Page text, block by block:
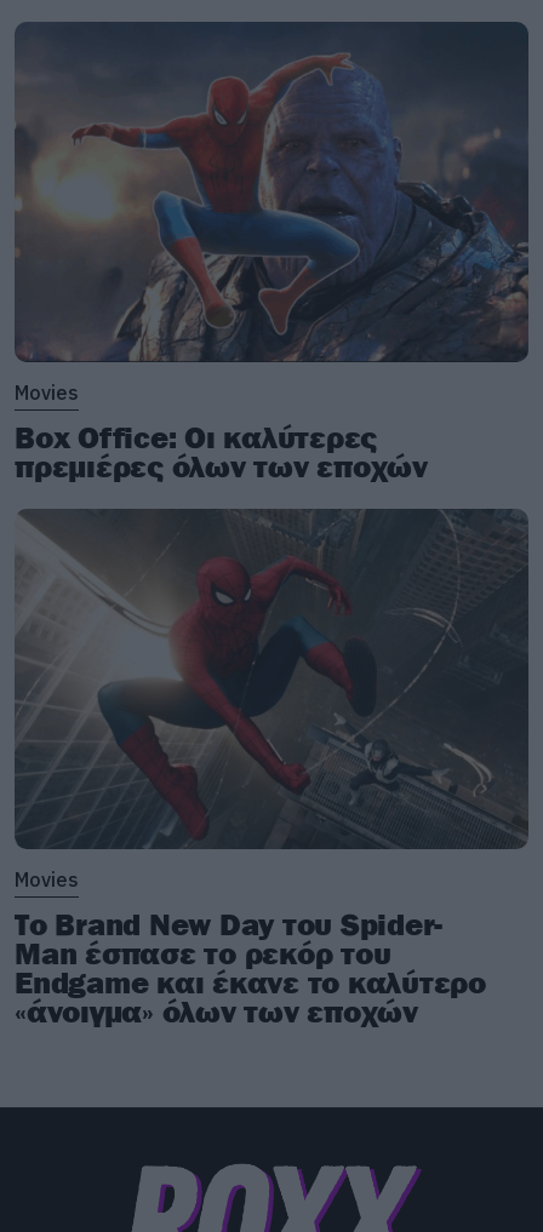
Movies
Box Office: Οι καλύτερες
πρεμιέρες όλων των εποχών
Movies
Το Brand New Day του Spider-
Man έσπασε το ρεκόρ του
Endgame και έκανε το καλύτερο
«άνοιγμα» όλων των εποχών